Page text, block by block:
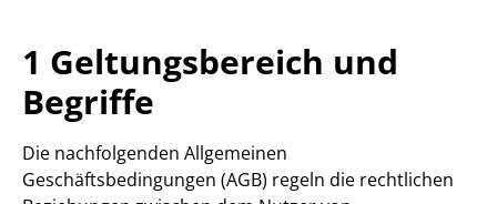
1 Geltungsbereich und
Begriffe
Die nachfolgenden Allgemeinen
Geschäftsbedingungen (AGB) regeln die rechtlichen